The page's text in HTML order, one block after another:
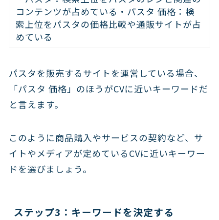
コンテンツが占めている・パスタ 価格：検
索上位をパスタの価格比較や通販サイトが占
めている
パスタを販売するサイトを運営している場合、
「パスタ 価格」のほうがCVに近いキーワードだ
と言えます。
このように商品購入やサービスの契約など、サ
イトやメディアが定めているCVに近いキーワー
ドを選びましょう。
ステップ3：キーワードを決定する